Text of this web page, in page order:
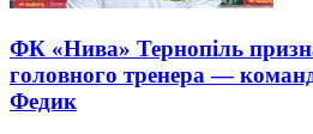
ФК «Нива» Тернопіль
головного тренера —
Федик